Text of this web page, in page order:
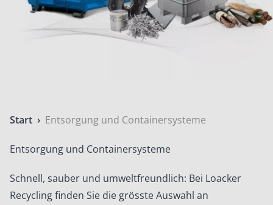
Start › Entsorgung und Containersysteme
Entsorgung und Containersysteme
Schnell, sauber und umweltfreundlich: Bei Loacker
Recycling finden Sie die grösste Auswahl an